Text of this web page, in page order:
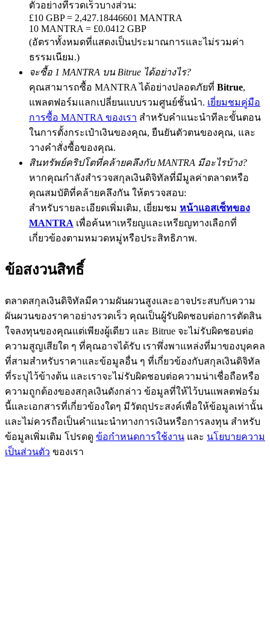
Exclusive for BitMart Users
Register & Trade to Win 500,000 USDT
Precious Metals Trading Carnival
Trade Gold & Silver · 33,333 USDT Bonus
USDT New User Exclusive 10% APR
USDT Flexible Staking | Daily Rewards
BTC New User Exclusive: 6.5% APR
กิจกรรมเพิ่มเติม
รับรางวัลและสิทธิพิเศษสุดพิเศษ
ตัวอย่างที่รวดเร็วบางส่วน:
£10 GBP = 2,427.18446601 MANTRA
10 MANTRA = £0.0412 GBP
(อัตราทั้งหมดที่แสดงเป็นประมาณการและไม่รวมค่า
ธรรมเนียม.)
จะซื้อ 1 MANTRA บน Bitrue ได้อย่างไร?
คุณสามารถซื้อ MANTRA ได้อย่างปลอดภัยที่ Bitrue,
แพลตฟอร์มแลกเปลี่ยนแบบรวมศูนย์ชั้นนำ. เยี่ยมชมคู่มือ
การซื้อ MANTRA ของเรา สำหรับคำแนะนำทีละขั้นตอน
ในการตั้งกระเป๋าเงินของคุณ, ยืนยันตัวตนของคุณ, และ
วางคำสั่งซื้อของคุณ.
สินทรัพย์คริปโตที่คล้ายคลึงกับ MANTRA มีอะไรบ้าง?
หากคุณกำลังสำรวจสกุลเงินดิจิทัลที่มีมูลค่าตลาดหรือ
คุณสมบัติที่คล้ายคลึงกัน ให้ตรวจสอบ:
สำหรับรายละเอียดเพิ่มเติม, เยี่ยมชม หน้าแอสเซ็ทของ
MANTRA เพื่อค้นหาเหรียญและเหรียญทางเลือกที่
เกี่ยวข้องตามหมวดหมู่หรือประสิทธิภาพ.
ข้อสงวนสิทธิ์
ตลาดสกุลเงินดิจิทัลมีความผันผวนสูงและอาจประสบกับความ
ผันผวนของราคาอย่างรวดเร็ว คุณเป็นผู้รับผิดชอบต่อการตัดสิน
ใจลงทุนของคุณแต่เพียงผู้เดียว และ Bitrue จะไม่รับผิดชอบต่อ
ความสูญเสียใด ๆ ที่คุณอาจได้รับ เราพึ่งพาแหล่งที่มาของบุคคล
ที่สามสำหรับราคาและข้อมูลอื่น ๆ ที่เกี่ยวข้องกับสกุลเงินดิจิทัล
ที่ระบุไว้ข้างต้น และเราจะไม่รับผิดชอบต่อความน่าเชื่อถือหรือ
ความถูกต้องของสกุลเงินดังกล่าว ข้อมูลที่ให้ไว้บนแพลตฟอร์ม
นี้และเอกสารที่เกี่ยวข้องใดๆ มีวัตถุประสงค์เพื่อให้ข้อมูลเท่านั้น
และไม่ควรถือเป็นคำแนะนำทางการเงินหรือการลงทุน สำหรับ
ข้อมูลเพิ่มเติม โปรดดู ข้อกำหนดการใช้งาน และ นโยบายความ
เป็นส่วนตัว ของเรา